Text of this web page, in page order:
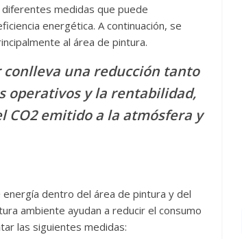
medidas que puede
energética. A continuación, se
al área de pintura.
conlleva una reducción tanto
operativos y la rentabilidad,
CO2 emitido a la atmósfera y
dentro del área de pintura y del
ambiente ayudan a reducir el consumo
las siguientes medidas: